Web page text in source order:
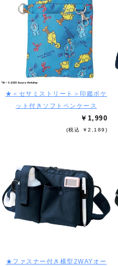
★＜セサミストリート＞印鑑ポケ
ット付きソフトペンケース
￥1,990
(税込 ￥2,189)
★ファスナー付き横型2WAYオー